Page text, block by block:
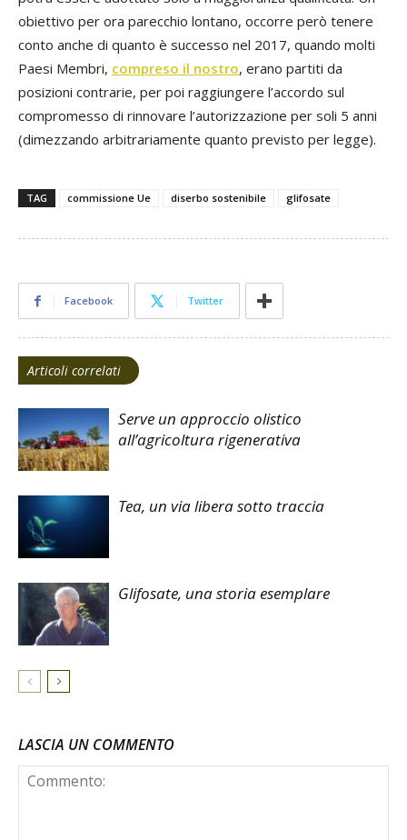
obiettivo per ora parecchio lontano, occorre però tenere
conto anche di quanto è successo nel 2017, quando molti
Paesi Membri, compreso il nostro, erano partiti da
posizioni contrarie, per poi raggiungere l’accordo sul
compromesso di rinnovare l’autorizzazione per soli 5 anni
(dimezzando arbitrariamente quanto previsto per legge).
TAG commissione Ue diserbo sostenibile glifosate
Facebook Twitter
Articoli correlati
Serve un approccio olistico
all’agricoltura rigenerativa
Tea, un via libera sotto traccia
Glifosate, una storia esemplare
LASCIA UN COMMENTO